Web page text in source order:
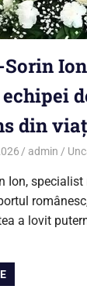
Sorin
din
admin
Ion,
a lovit